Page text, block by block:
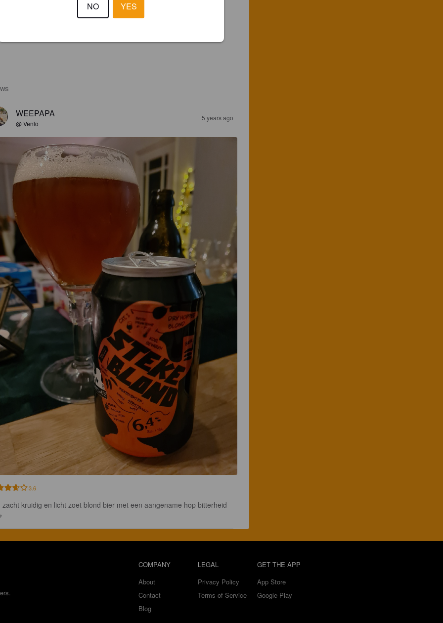
WEEPAPA
@ Venlo
5 years ago
3.6
zacht kruidig en licht zoet blond bier met een aangename hop bitterheid
COMPANY
About
Contact
Blog
LEGAL
Privacy Policy
Terms of Service
GET THE APP
App Store
Google Play
NO YES